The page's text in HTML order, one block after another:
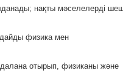
нақты мәселелерді
физика мен
отырып, физиканы және